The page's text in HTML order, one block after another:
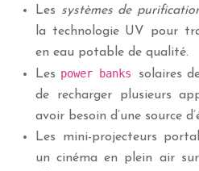
Les systèmes de
la technologie UV pour
en eau potable de qualité.
Les power banks solaires
de recharger plusieurs
avoir besoin d’une source
Les mini-projecteurs
un cinéma en plein air